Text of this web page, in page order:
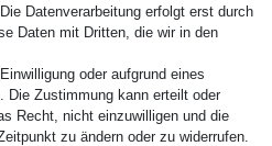
Datenverarbeitung erfolgt erst durch
Daten mit Dritten, die wir in den
oder aufgrund eines
Die Zustimmung kann erteilt oder
Recht, nicht einzuwilligen und die
zu ändern oder zu widerrufen.